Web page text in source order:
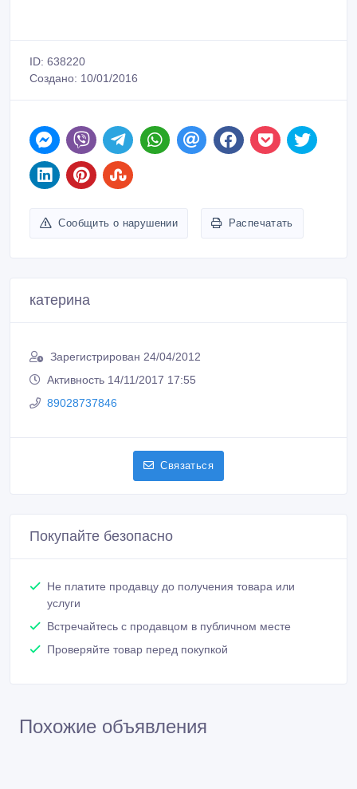
ID: 638220
Создано: 10/01/2016
Сообщить о нарушении Распечатать
катерина
Зарегистрирован 24/04/2012
Активность 14/11/2017 17:55
89028737846
Связаться
Покупайте безопасно
Не платите продавцу до получения товара или
услуги
Встречайтесь с продавцом в публичном месте
Проверяйте товар перед покупкой
Похожие объявления